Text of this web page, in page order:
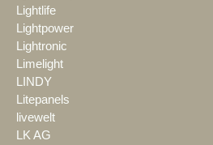
Lightlife
Lightpower
Lightronic
Limelight
LINDY
Litepanels
livewelt
LK AG